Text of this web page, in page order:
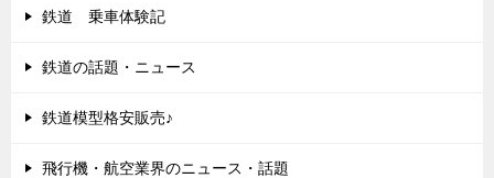
鉄道 乗車体験記
鉄道の話題・ニュース
鉄道模型格安販売♪
飛行機・航空業界のニュース・話題